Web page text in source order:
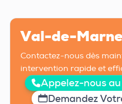
Val-de-
Contactez-nous dès
intervention rapide et
Appelez-nous
Demandez